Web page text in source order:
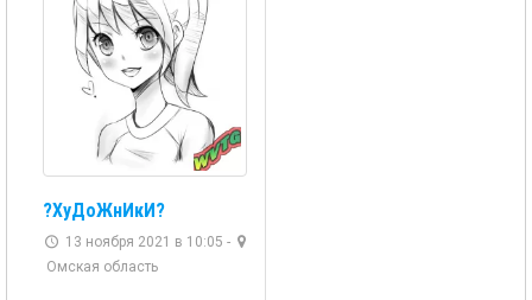
?ХуДоЖнИкИ?
13 ноября 2021 в 10:05 -
Омская область